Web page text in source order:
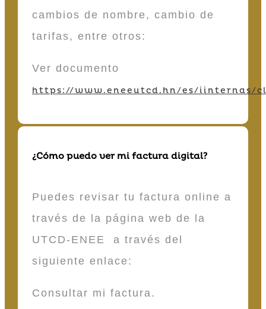
cambios de nombre, cambio de
tarifas, entre otros:
Ver documento
https://www.eneeutcd.hn/es/iinternas/
¿Cómo puedo ver mi factura digital?
Puedes revisar tu factura online a
través de la página web de la
UTCD-ENEE a través del
siguiente enlace:
Consultar mi factura.